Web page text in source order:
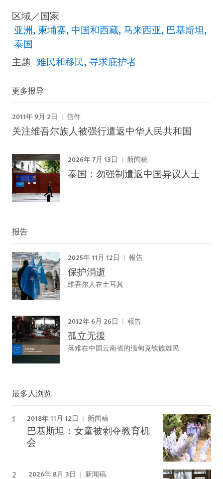
区域／国家
亚洲 柬埔寨 中国和西藏 马来西亚 巴基斯坦
泰国
主题 难民和移民 寻求庇护者
更多报导
2011年 9月 2日 信件
关注维吾尔族人被强行遣返中华人民共和国
2026年 7月 13日 新闻稿
泰国：勿强制遣返中国异议人士
报告
2025年 11月 12日 報告
保护消逝
维吾尔人在土耳其
2012年 6月 26日 報告
孤立无援
落难在中国云南省的缅甸克钦族难民
最多人浏览
2018年 11月 12日 新闻稿
巴基斯坦：女童被剥夺教育机
会
2026年 8月 3日 新闻稿